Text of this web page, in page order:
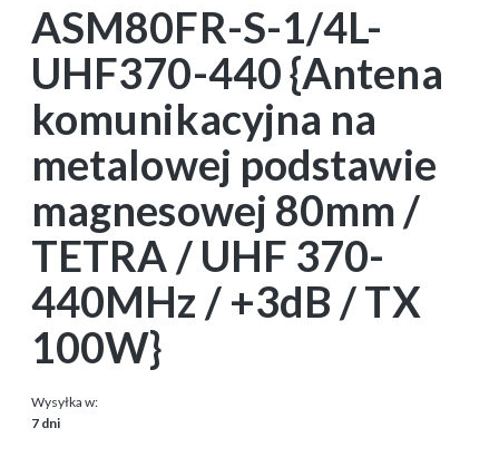
ASM80FR-S-1/4L-
UHF370-440 {Antena
komunikacyjna na
metalowej podstawie
magnesowej 80mm /
TETRA / UHF 370-
440MHz / +3dB / TX
100W}
Wysyłka w:
7 dni